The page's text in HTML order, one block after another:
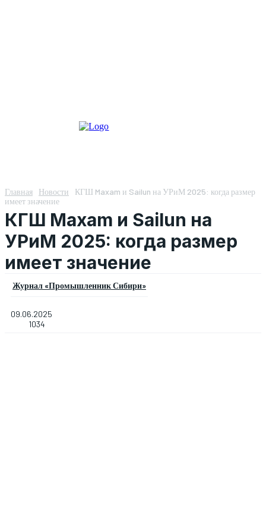
Главная Новости
КГШ Maxam и Sailun на УРиМ 2025: когда размер
имеет значение
КГШ Maxam и Sailun на
УРиМ 2025: когда размер
имеет значение
Журнал «Промышленник Сибири»
09.06.2025
1034